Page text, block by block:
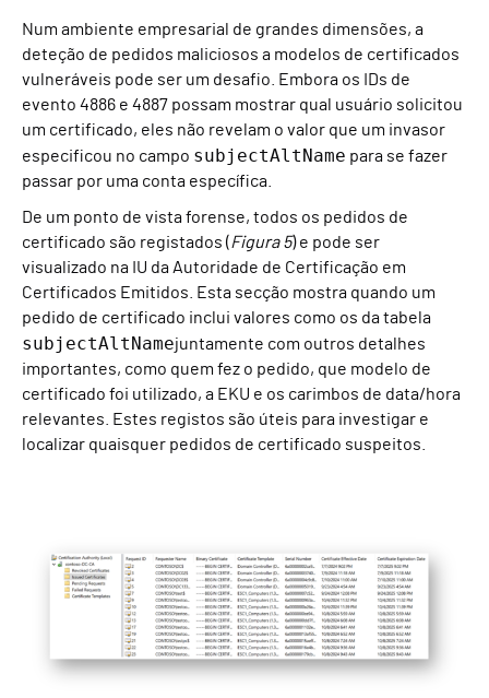
Num ambiente empresarial de grandes dimensões, a
deteção de pedidos maliciosos a modelos de certificados
vulneráveis pode ser um desafio. Embora os IDs de
evento 4886 e 4887 possam mostrar qual usuário solicitou
um certificado, eles não revelam o valor que um invasor
especificou no campo subjectAltName para se fazer
passar por uma conta específica.
De um ponto de vista forense, todos os pedidos de
certificado são registados (Figura 5) e pode ser
visualizado na IU da Autoridade de Certificação em
Certificados Emitidos. Esta secção mostra quando um
pedido de certificado inclui valores como os da tabela
subjectAltNamejuntamente com outros detalhes
importantes, como quem fez o pedido, que modelo de
certificado foi utilizado, a EKU e os carimbos de data/hora
relevantes. Estes registos são úteis para investigar e
localizar quaisquer pedidos de certificado suspeitos.